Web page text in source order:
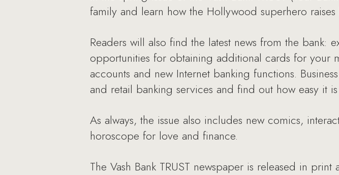
family and learn how the Hollywood superhero
Readers will also find the latest news from the
opportunities for obtaining additional cards for your
accounts and new Internet banking functions.
and retail banking services and find out how easy it
As always, the issue also includes new comics,
horoscope for love and finance.
The Vash Bank TRUST newspaper is released in print